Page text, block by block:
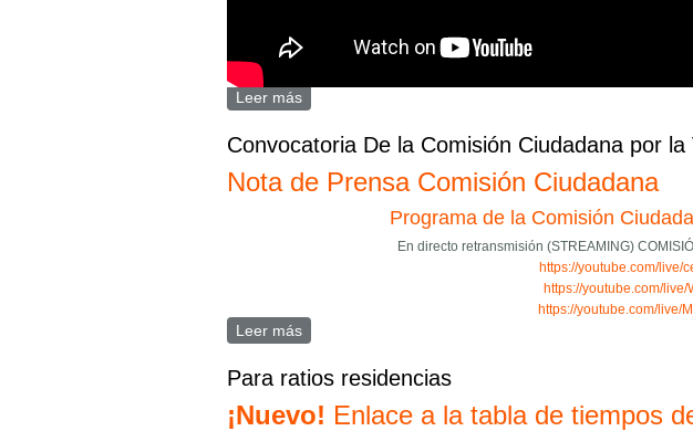
Leer más
Convocatoria De la Comisión Ciudadana por
Nota de Prensa Comisión Ciudadana
Programa de la Comisión
En directo retransmisión (STREAMING)
https://youtube.com/live/
https://youtube.com/live/
https://youtube.com/live/
Leer más
Para ratios residencias
¡Nuevo! Enlace a la tabla de tiempos